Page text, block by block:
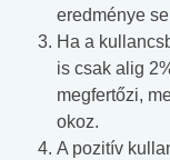
eredménye
Ha a
is csak alig
megfertőzi,
okoz.
A pozitív